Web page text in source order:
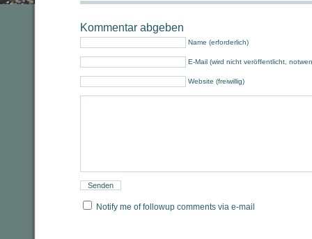
Kommentar abgeben
Name (erforderlich)
E-Mail (wird nicht veröffentlicht,
Website (freiwillig)
Notify me of followup comments via e-mail